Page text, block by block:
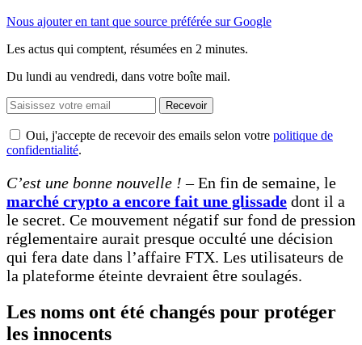
Nous ajouter en tant que source préférée sur Google
Les actus qui comptent, résumées en 2 minutes.
Du lundi au vendredi, dans votre boîte mail.
Recevoir
Oui, j'accepte de recevoir des emails selon votre politique de
confidentialité.
C’est une bonne nouvelle ! – En fin de semaine, le
marché crypto a encore fait une glissade dont il a
le secret. Ce mouvement négatif sur fond de pression
réglementaire aurait presque occulté une décision
qui fera date dans l’affaire FTX. Les utilisateurs de
la plateforme éteinte devraient être soulagés.
Les noms ont été changés pour protéger
les innocents